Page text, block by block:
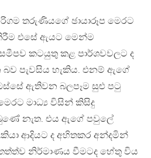
තරුණියගේ ඡායාරූප මෙරට
එසේ ඇයට මෙන්ම
කටයුතු කළ පාර්ශවවලට ද
පැවසිය හැකිය. එනම් ඇගේ
ඇතිවන බලපෑම සුළු පටු
මාධ්‍ය විසින් කිසිදු
නැත. එය ඇගේ පවුලේ
ආදියට ද අහිතකර අන්දමින්
නිර්මාණය වීමටද හේතු විය